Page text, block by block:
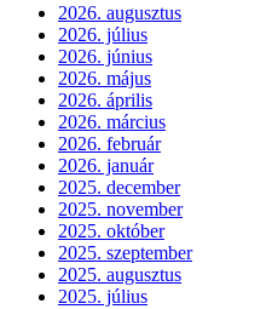
2026. augusztus
2026. július
2026. június
2026. május
2026. április
2026. március
2026. február
2026. január
2025. december
2025. november
2025. október
2025. szeptember
2025. augusztus
2025. július